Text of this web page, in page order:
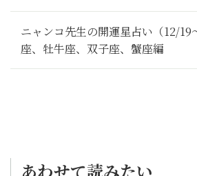
喫リポート】後鳥羽上皇 隠岐
ニャンコ先生の開運星占い（12/19
座、牡牛座、双子座、蟹座編
あわせて読みたい